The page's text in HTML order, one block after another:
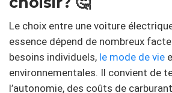
Le choix entre une voiture
essence dépend de nombreux
besoins individuels, le mode de vie
environnementales. Il convient de
l’autonomie, des coûts de